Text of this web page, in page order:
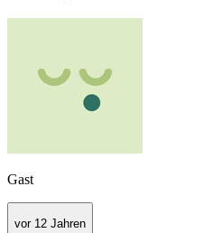
Gast
vor 12 Jahren